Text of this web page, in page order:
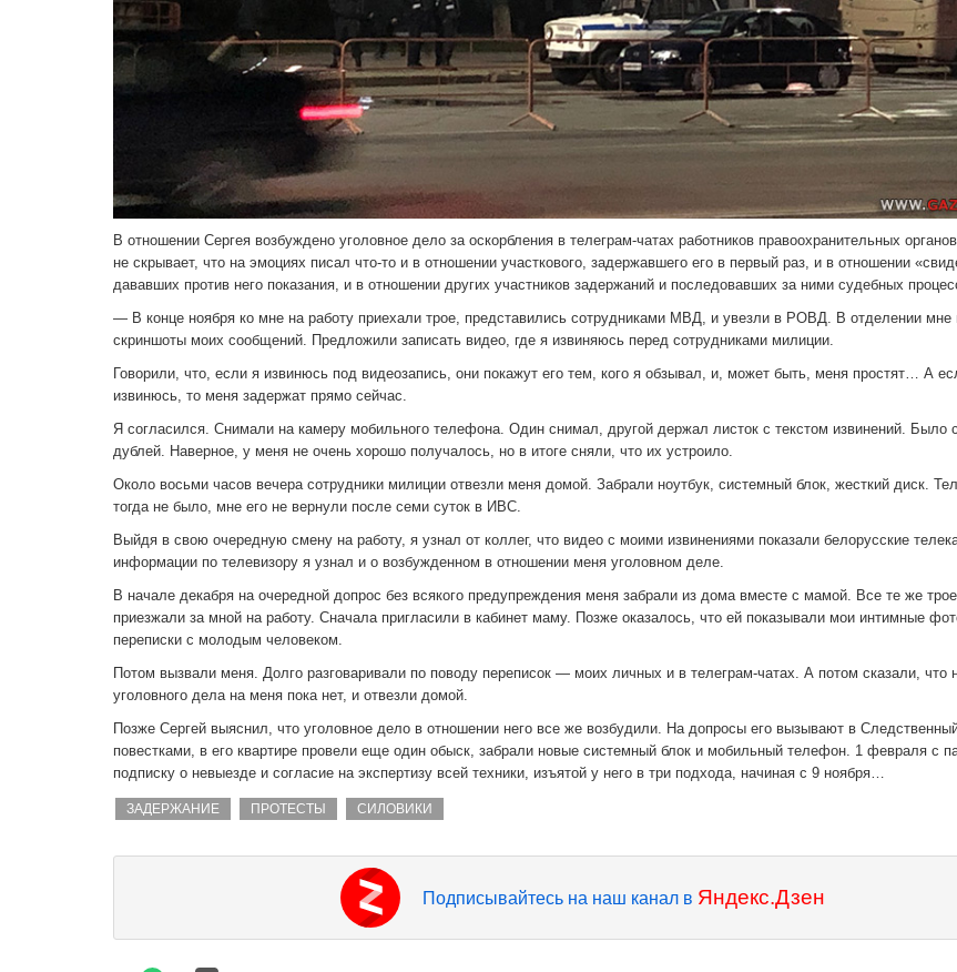
В отношении Сергея возбуждено уголовное дело за оскорбления в телеграм-чатах работников правоохранительных
не скрывает, что на эмоциях писал что-то и в отношении участкового, задержавшего его в первый раз, и в отношении
дававших против него показания, и в отношении других участников задержаний и последовавших за ними судебных
— В конце ноября ко мне на работу приехали трое, представились сотрудниками МВД, и увезли в РОВД. В отделении мне
скриншоты моих сообщений. Предложили записать видео, где я извиняюсь перед сотрудниками милиции.
Говорили, что, если я извинюсь под видеозапись, они покажут его тем, кого я обзывал, и, может быть, меня простят… А
извинюсь, то меня задержат прямо сейчас.
Я согласился. Снимали на камеру мобильного телефона. Один снимал, другой держал листок с текстом извинений. Было
дублей. Наверное, у меня не очень хорошо получалось, но в итоге сняли, что их устроило.
Около восьми часов вечера сотрудники милиции отвезли меня домой. Забрали ноутбук, системный блок, жесткий диск.
тогда не было, мне его не вернули после семи суток в ИВС.
Выйдя в свою очередную смену на работу, я узнал от коллег, что видео с моими извинениями показали белорусские
информации по телевизору я узнал и о возбужденном в отношении меня уголовном деле.
В начале декабря на очередной допрос без всякого предупреждения меня забрали из дома вместе с мамой. Все те же
приезжали за мной на работу. Сначала пригласили в кабинет маму. Позже оказалось, что ей показывали мои интимные
переписки с молодым человеком.
Потом вызвали меня. Долго разговаривали по поводу переписок — моих личных и в телеграм-чатах. А потом сказали, что
уголовного дела на меня пока нет, и отвезли домой.
Позже Сергей выяснил, что уголовное дело в отношении него все же возбудили. На допросы его вызывают в
повестками, в его квартире провели еще один обыск, забрали новые системный блок и мобильный телефон. 1 февраля с
подписку о невыезде и согласие на экспертизу всей техники, изъятой у него в три подхода, начиная с 9 ноября…
ЗАДЕРЖАНИЕ ПРОТЕСТЫ СИЛОВИКИ
Подписывайтесь на наш канал в Яндекс.Дзен